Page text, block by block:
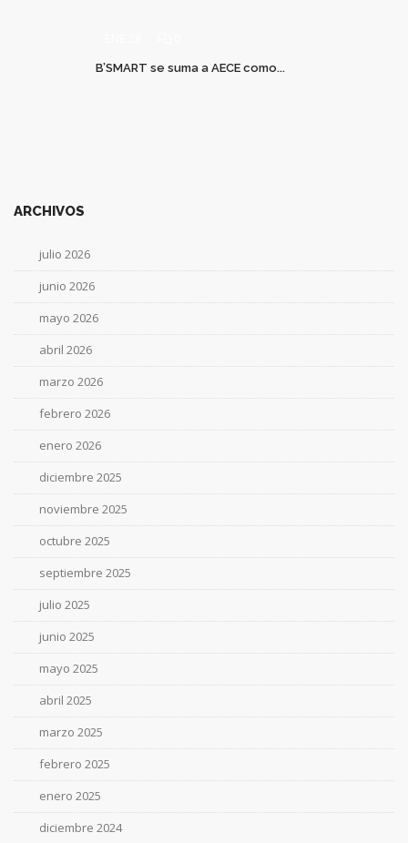
B’SMART se suma a AECE como...
ARCHIVOS
julio 2026
junio 2026
mayo 2026
abril 2026
marzo 2026
febrero 2026
enero 2026
diciembre 2025
noviembre 2025
octubre 2025
septiembre 2025
julio 2025
junio 2025
mayo 2025
abril 2025
marzo 2025
febrero 2025
enero 2025
diciembre 2024